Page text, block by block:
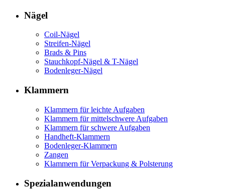
Nägel
Coil-Nägel
Streifen-Nägel
Brads & Pins
Stauchkopf-Nägel & T-Nägel
Bodenleger-Nägel
Klammern
Klammern für leichte Aufgaben
Klammern für mittelschwere Aufgaben
Klammern für schwere Aufgaben
Handheft-Klammern
Bodenleger-Klammern
Zangen
Klammern für Verpackung & Polsterung
Spezialanwendungen